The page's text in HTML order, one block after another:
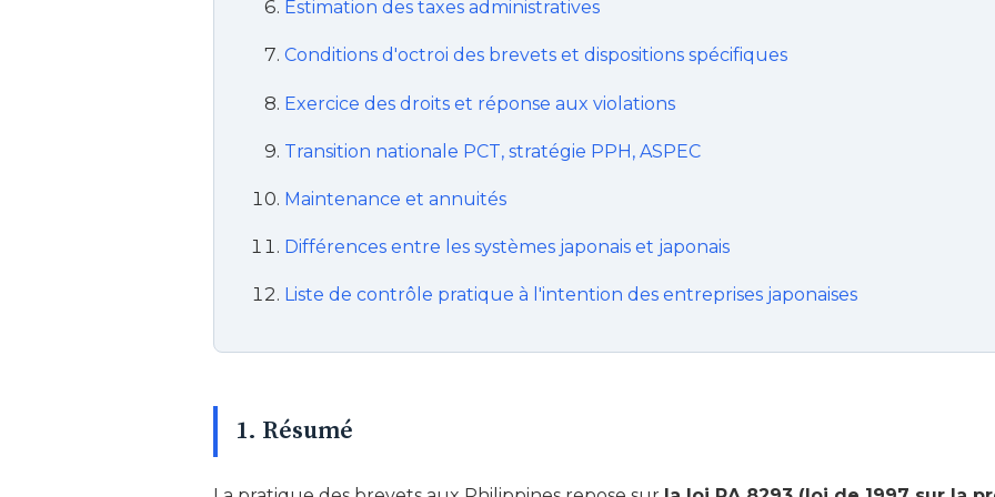
Estimation des taxes administratives
Conditions d'octroi des brevets et dispositions spécifiques
Exercice des droits et réponse aux violations
Transition nationale PCT, stratégie PPH, ASPEC
Maintenance et annuités
Différences entre les systèmes japonais et japonais
Liste de contrôle pratique à l'intention des entreprises japonaises
1. Résumé